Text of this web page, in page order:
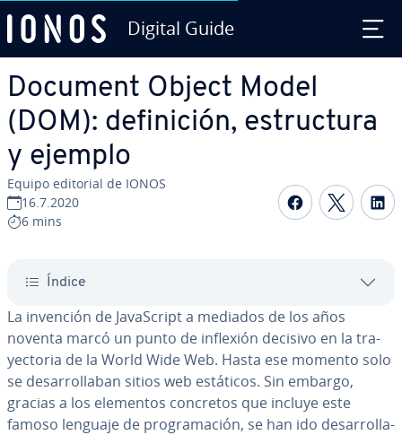
Digital Guide
Document Object Model
(DOM): de­fi­ni­ción, es­tru­c­tu­ra
y ejemplo
Equipo editorial de IONOS
16.7.2020
6 mins
Compartir
Índice
La invención de Ja­va­S­cri­pt a mediados de los años
noventa marcó un punto de inflexión decisivo en la tra­
ye­c­to­ria de la World Wide Web. Hasta ese momento solo
se de­sa­rro­lla­ban sitios web estáticos. Sin embargo,
gracias a los elementos concretos que incluye este
famoso lenguaje de pro­gra­ma­ción, se han ido de­sa­rro­lla­